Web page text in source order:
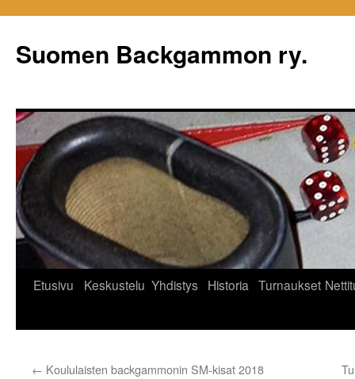
Suomen Backgammon ry.
Etusivu Keskustelu Yhdistys Historia Turnaukset
← Koululaisten backgammonin SM-kisat 2018